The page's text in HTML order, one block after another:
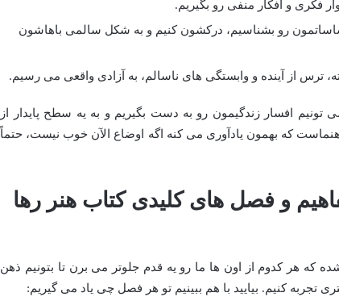
فکری و افکار منفی رو بگیریم.
رو بشناسیم، درکشون کنیم و به شکل سالمی باهاشون
ترس از آینده و وابستگی های ناسالم، به آزادی واقعی می رسیم.
افسار زندگیمون رو به دست بگیریم و به یه سطح پایدار از
که بهمون یادآوری می کنه اگه اوضاع الآن خوب نیست، حتماً
و فصل های کلیدی کتاب هنر رها
که هر کدوم از اون ها ما رو یه قدم جلوتر می برن تا بتونیم ذهن
تجربه کنیم. بیایید با هم ببینیم تو هر فصل چی یاد می گیریم: